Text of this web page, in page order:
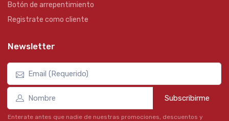
Botón de arrepentimiento
Registrate como cliente
Newsletter
Subscribirme
Enterate antes que nadie de nuestras promociones, descuentos y